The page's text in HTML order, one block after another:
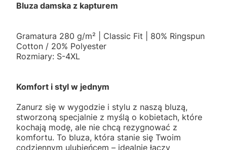
Bluza damska z kapturem
Gramatura 280 g/m² | Classic Fit | 80% Ringspun
Cotton / 20% Polyester
Rozmiary: S-4XL
Komfort i styl w jednym
Zanurz się w wygodzie i stylu z naszą bluzą,
stworzoną specjalnie z myślą o kobietach, które
kochają modę, ale nie chcą rezygnować z
komfortu. To bluza, która stanie się Twoim
codziennym ulubieńcem – idealnie łączy